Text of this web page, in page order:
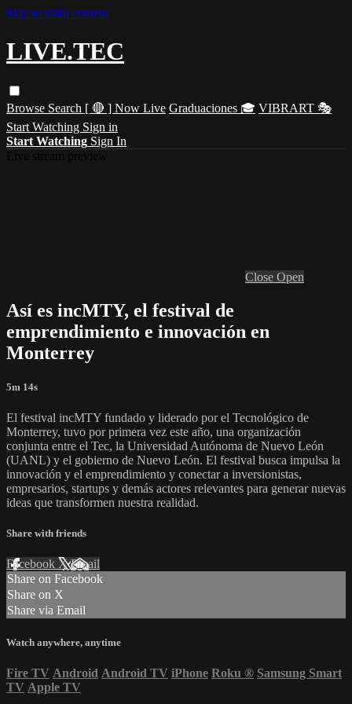
Skip to main content
LIVE.TEC
Browse Search [ 🔴 ] Now Live Graduaciones 🎓 VIBRART 🎭
Start Watching Sign in
Start Watching Sign In
Close Open
Así es incMTY, el festival de
emprendimiento e innovación en
Monterrey
5m 14s
El festival incMTY fundado y liderado por el Tecnológico de
Monterrey, tuvo por primera vez este año, una organización
conjunta entre el Tec, la Universidad Autónoma de Nuevo León
(UANL) y el gobierno de Nuevo León. El festival busca impulsa la
innovación y el emprendimiento y conectar a inversionistas,
empresarios, startups y demás actores relevantes para generar nuevas
ideas que transformen nuestra realidad.
Share with friends
Facebook XEmail
Share on Facebook
Share on X
Share via Email
Watch anywhere, anytime
Fire TV Android Android TV iPhone Roku ® Samsung Smart
TV Apple TV